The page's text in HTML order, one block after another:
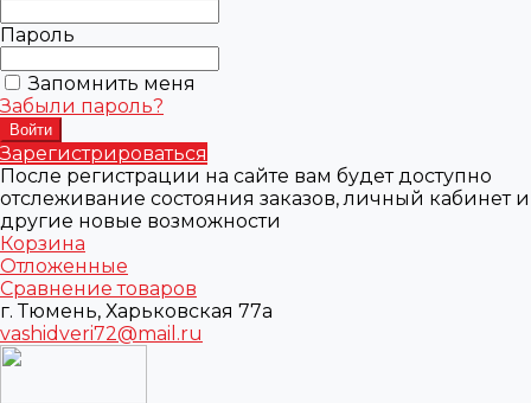
Пароль
Запомнить меня
Забыли пароль?
Зарегистрироваться
После регистрации на сайте вам будет доступно
отслеживание состояния заказов, личный кабинет и
другие новые возможности
Корзина
Отложенные
Сравнение товаров
г. Тюмень, Харьковская 77а
vashidveri72@mail.ru